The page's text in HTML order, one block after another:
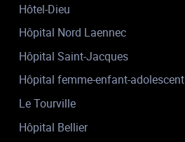
Hôtel-Dieu
Hôpital Nord Laennec
Hôpital Saint-Jacques
Hôpital femme-enfant-adolescent
Le Tourville
Hôpital Bellier